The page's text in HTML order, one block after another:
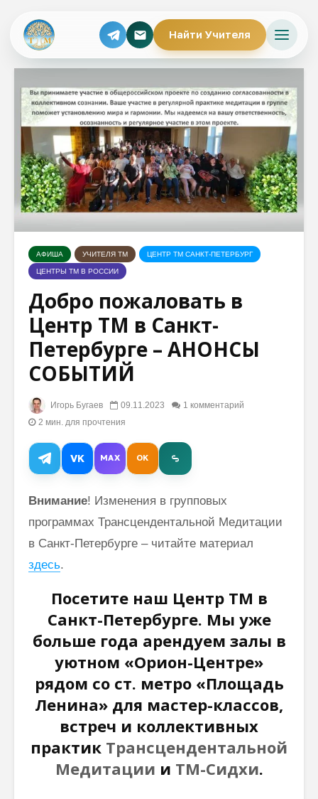
Найти Учителя
АФИША УЧИТЕЛЯ ТМ ЦЕНТР ТМ САНКТ-ПЕТЕРБУРГ
ЦЕНТРЫ ТМ В РОССИИ
Добро пожаловать в
Центр ТМ в Санкт-
Петербурге – АНОНСЫ
СОБЫТИЙ
Игорь Бугаев 09.11.2023
1 комментарий
2 мин. для прочтения
VK MAX OK
Внимание! Изменения в групповых
программах Трансцендентальной Медитации
в Санкт-Петербурге – читайте материал
здесь.
Посетите наш Центр ТМ в
Санкт-Петербурге. Мы уже
больше года арендуем залы в
уютном «Орион-Центре»
рядом со ст. метро «Площадь
Ленина» для мастер-классов,
встреч и коллективных
практик Трансцендентальной
Медитации и ТМ-Сидхи.
Регулярная
практика ТМ:
успокаивает ум
сердце
Гандхарва Веде
(видео)
Мудрость
Махариши:
изречения
основателя
трансцендентальной
соответственно
моменту и
окружению
Махариши
Махеш Йоги:
Почему
говорим
Дэв”
Дэв)